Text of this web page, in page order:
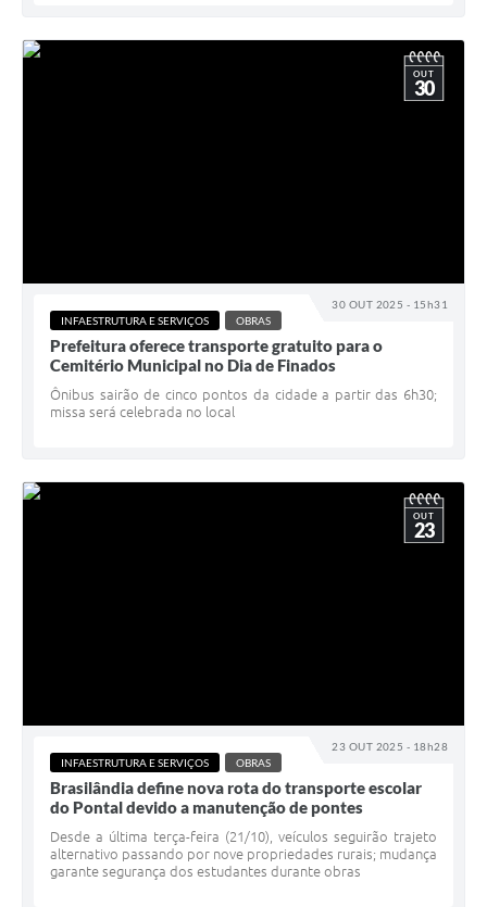
30 OUT 2025 - 15h31
OUT
30
INFAESTRUTURA E SERVIÇOS OBRAS
Prefeitura oferece transporte gratuito para o
Cemitério Municipal no Dia de Finados
Ônibus sairão de cinco pontos da cidade a partir das 6h30;
missa será celebrada no local
23 OUT 2025 - 18h28
OUT
23
INFAESTRUTURA E SERVIÇOS OBRAS
Brasilândia define nova rota do transporte escolar
do Pontal devido a manutenção de pontes
Desde a última terça-feira (21/10), veículos seguirão trajeto
alternativo passando por nove propriedades rurais; mudança
garante segurança dos estudantes durante obras